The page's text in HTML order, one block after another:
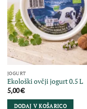
JOGURT
Ekološki ovčji jogurt 0.5 L
5,00€
DODAJ V KOŠARICO